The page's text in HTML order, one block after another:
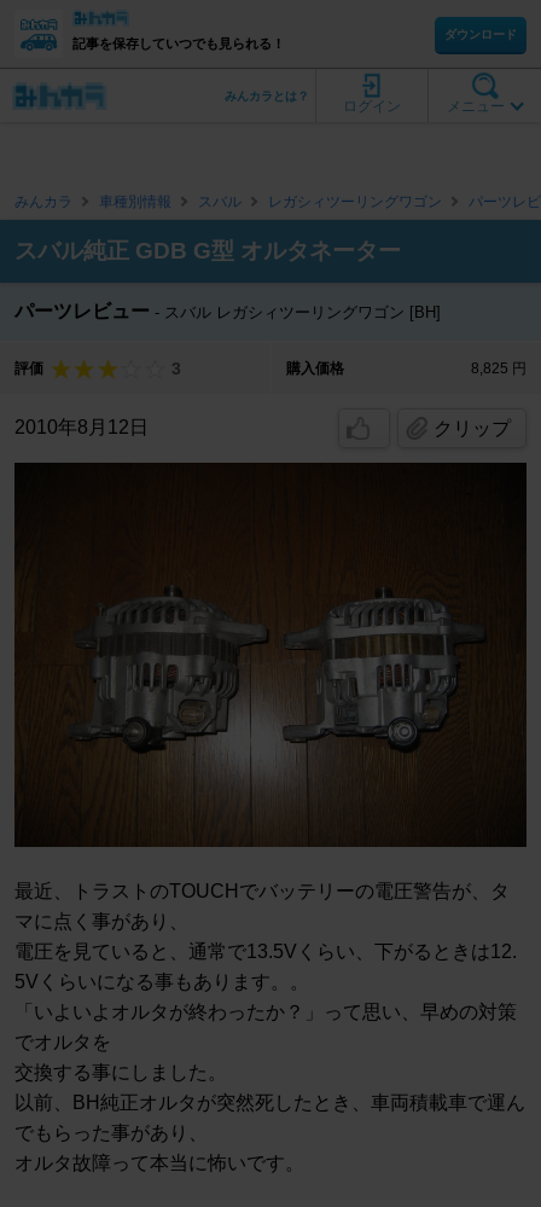
記事を保存していつでも見られる！
ダウンロード
メニュー
ログイン
みんカラとは？
みんカラ 車種別情報 スバル レガシィツーリングワゴン パーツレ
スバル純正 GDB G型 オルタネーター
パーツレビュー スバル レガシィツーリングワゴン [BH]
評価 3 購入価格 8,825 円
2010年8月12日 クリップ
最近、トラストのTOUCHでバッテリーの電圧警告が、タ
マに点く事があり、
電圧を見ていると、通常で13.5Vくらい、下がるときは12.
5Vくらいになる事もあります。。
「いよいよオルタが終わったか？」って思い、早めの対策
でオルタを
交換する事にしました。
以前、BH純正オルタが突然死したとき、車両積載車で運ん
でもらった事があり、
オルタ故障って本当に怖いです。